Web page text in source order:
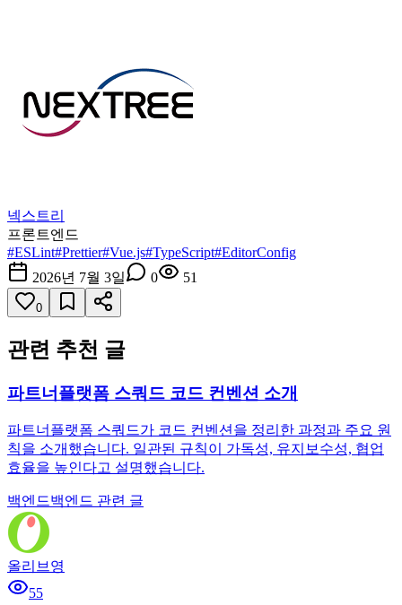
넥스트리
프론트엔드
#ESLint#Prettier#Vue.js#TypeScript#EditorConfig
2026년 7월 3일
0 51
0
관련 추천 글
파트너플랫폼 스쿼드 코드 컨벤션 소개
파트너플랫폼 스쿼드가 코드 컨벤션을 정리한 과정과 주요 원
칙을 소개했습니다. 일관된 규칙이 가독성, 유지보수성, 협업
효율을 높인다고 설명했습니다.
백엔드백엔드 관련 글
올리브영
55